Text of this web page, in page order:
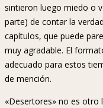
sintieron luego miedo o
parte) de contar la
capítulos, que puede
muy agradable. El
adecuado para estos
de mención.
«Desertores» no es otro